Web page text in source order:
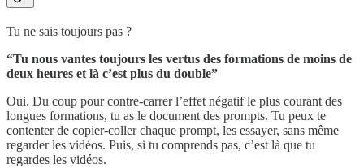
Tu ne sais toujours pas ?
“Tu nous vantes toujours les vertus des formations de moins de
deux heures et là c’est plus du double”
Oui. Du coup pour contre-carrer l’effet négatif le plus courant des
longues formations, tu as le document des prompts. Tu peux te
contenter de copier-coller chaque prompt, les essayer, sans même
regarder les vidéos. Puis, si tu comprends pas, c’est là que tu
regardes les vidéos.